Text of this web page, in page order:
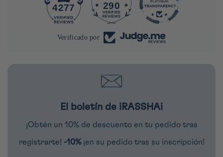
4277 290
Verificado por
El boletín de iRASSHAi
¡Obtén un 10% de descuento en tu pedido tras
registrarte! -10% ¡en su pedido tras su inscripción!